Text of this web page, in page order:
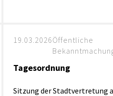
19.03.2026Öffentliche
Tagesordnung
Sitzung der Stadtvertretung